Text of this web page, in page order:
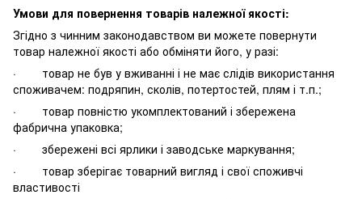
Умови для повернення товарів належної якості:
Згідно з чинним законодавством ви можете повернути
товар належної якості або обміняти його, у разі:
· товар не був у вживанні і не має слідів використання
споживачем: подряпин, сколів, потертостей, плям і т.п.;
· товар повністю укомплектований і збережена
фабрична упаковка;
· збережені всі ярлики і заводське маркування;
· товар зберігає товарний вигляд і свої споживчі
властивості